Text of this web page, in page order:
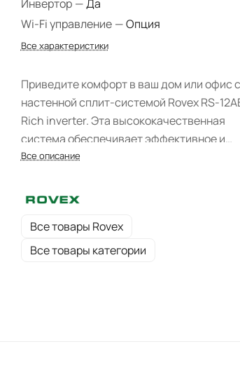
Инвертор —Да
Wi-Fi управление —Опция
Все характеристики
Приведите комфорт в ваш дом или офис с
настенной сплит-системой Rovex RS-
Rich inverter. Эта высококачественная
система обеспечивает эффективное и
экономичное охлаждение в жаркие летние
Все описание
Все товары Rovex
Все товары категории